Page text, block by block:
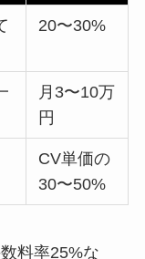
20〜30%
月3〜10万
円
CV単価の
30〜50%
料率25%な